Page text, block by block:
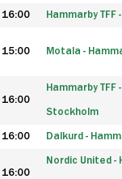
16:00 Hammarby TFF
15:00 Motala -
16:00
Hammarby TFF
Stockholm
16:00 Dalkurd -
16:00
Nordic United -